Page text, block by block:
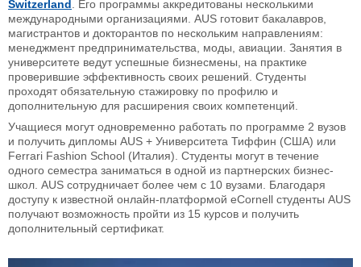
Switzerland . Его программы аккредитованы несколькими
международными организациями. AUS готовит бакалавров,
магистрантов и докторантов по нескольким направлениям:
менеджмент предпринимательства, моды, авиации. Занятия в
университете ведут успешные бизнесмены, на практике
проверившие эффективность своих решений. Студенты
проходят обязательную стажировку по профилю и
дополнительную для расширения своих компетенций.
Учащиеся могут одновременно работать по программе 2 вузов
и получить дипломы AUS + Университета Тиффин (США) или
Ferrari Fashion School (Италия). Студенты могут в течение
одного семестра заниматься в одной из партнерских бизнес-
школ. AUS сотрудничает более чем с 10 вузами. Благодаря
доступу к известной онлайн-платформой eCornell студенты AUS
получают возможность пройти из 15 курсов и получить
дополнительный сертификат.